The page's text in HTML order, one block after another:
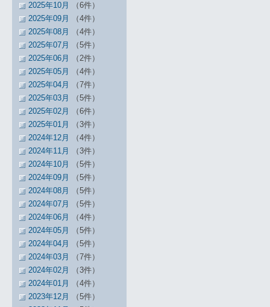
2025年10月
（6件）
2025年09月
（4件）
2025年08月
（4件）
2025年07月
（5件）
2025年06月
（2件）
2025年05月
（4件）
2025年04月
（7件）
2025年03月
（5件）
2025年02月
（6件）
2025年01月
（3件）
2024年12月
（4件）
2024年11月
（3件）
2024年10月
（5件）
2024年09月
（5件）
2024年08月
（5件）
2024年07月
（5件）
2024年06月
（4件）
2024年05月
（5件）
2024年04月
（5件）
2024年03月
（7件）
2024年02月
（3件）
2024年01月
（4件）
2023年12月
（5件）